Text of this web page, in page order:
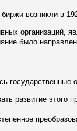
возникли в
организаций,
было
государственные
развитие этого